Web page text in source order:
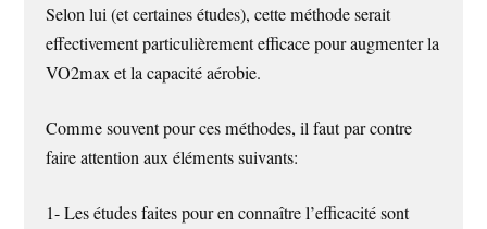
Selon lui (et certaines études), cette méthode serait
effectivement particulièrement efficace pour augmenter la
VO2max et la capacité aérobie.
Comme souvent pour ces méthodes, il faut par contre
faire attention aux éléments suivants:
1- Les études faites pour en connaître l’efficacité sont